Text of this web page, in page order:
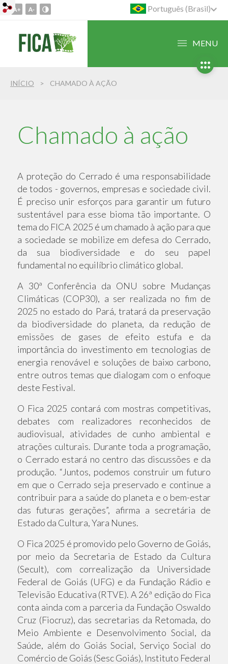
Ir
conteúdo
para
para
Português (Brasil)
MENU
INÍCIO CHAMADO À AÇÃO
Chamado à ação
A proteção do Cerrado é uma responsabilidade
de todos - governos, empresas e sociedade civil.
É preciso unir esforços para garantir um futuro
sustentável para esse bioma tão importante. O
tema do FICA 2025 é um chamado à ação para que
a sociedade se mobilize em defesa do Cerrado,
da sua biodiversidade e do seu papel
fundamental no equilíbrio climático global.
A 30ª Conferência da ONU sobre Mudanças
Climáticas (COP30), a ser realizada no fim de
2025 no estado do Pará, tratará da preservação
da biodiversidade do planeta, da redução de
emissões de gases de efeito estufa e da
importância do investimento em tecnologias de
energia renovável e soluções de baixo carbono,
entre outros temas que dialogam com o enfoque
deste Festival.
O Fica 2025 contará com mostras competitivas,
debates com realizadores reconhecidos de
audiovisual, atividades de cunho ambiental e
atrações culturais. Durante toda a programação,
o Cerrado estará no centro das discussões e da
produção. “Juntos, podemos construir um futuro
em que o Cerrado seja preservado e continue a
contribuir para a saúde do planeta e o bem-estar
das futuras gerações”, afirma a secretária de
Estado da Cultura, Yara Nunes.
O Fica 2025 é promovido pelo Governo de Goiás,
por meio da Secretaria de Estado da Cultura
(Secult), com correalização da Universidade
Federal de Goiás (UFG) e da Fundação Rádio e
Televisão Educativa (RTVE). A 26ª edição do Fica
conta ainda com a parceria da Fundação Oswaldo
Cruz (Fiocruz), das secretarias da Retomada, do
Meio Ambiente e Desenvolvimento Social, da
Saúde, além do Goiás Social, Serviço Social do
Comércio de Goiás (Sesc Goiás), Instituto Federal